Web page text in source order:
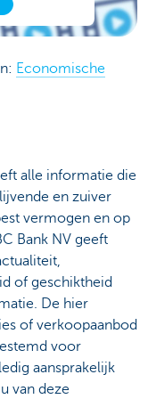
Economische
alle informatie die
en zuiver
vermogen en op
Bank NV geeft
of geschiktheid
De hier
of verkoopaanbod
voor
aansprakelijk
van deze